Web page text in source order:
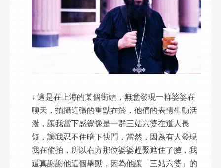
↓ 這是在上海的某個街頭，無意發現一群婆婆在
聊天，拍攝這張的重點在於，他們的表情生動活
潑，讓我當下感覺像是一群三姑六婆在道人長
短，讓我忍不住暗下快門，當然，因為有人發現
我在偷拍，所以右方那位婆婆趕緊遮住了臉，我
還真謝謝他這個舉動，因為他讓「三姑六婆」的